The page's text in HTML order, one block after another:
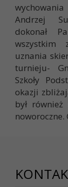
Andrzej
dokonał
wszystkim
uznania
turnieju-
Szkoły
okazji
był